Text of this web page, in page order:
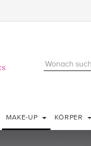
MAKE-UP KÖRPER